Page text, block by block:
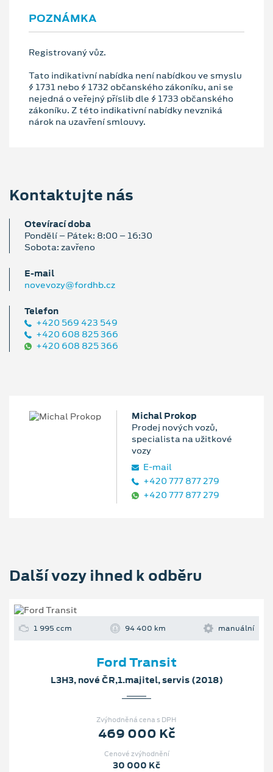
POZNÁMKA
Registrovaný vůz.
Tato indikativní nabídka není nabídkou ve smyslu
§ 1731 nebo § 1732 občanského zákoníku, ani se
nejedná o veřejný příslib dle § 1733 občanského
zákoníku. Z této indikativní nabídky nevzniká
nárok na uzavření smlouvy.
Kontaktujte nás
Otevírací doba
Pondělí – Pátek: 8:00 – 16:30
Sobota: zavřeno
E‑mail
novevozy@fordhb.cz
Telefon
+420 569 423 549
+420 608 825 366
+420 608 825 366
Michal Prokop
Prodej nových vozů,
specialista na užitkové
vozy
E‑mail
+420 777 877 279
+420 777 877 279
Další vozy ihned k odběru
1 995 ccm 94 400 km manuální
Ford Transit
L3H3, nové ČR,1.majitel, servis (2018)
Zvýhodněná cena s DPH
469 000 Kč
Cenové zvýhodnění
30 000 Kč